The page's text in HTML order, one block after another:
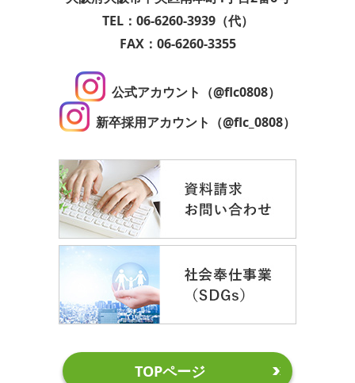
TEL：06-6260-3939（代）
FAX：06-6260-3355
公式アカウント（@flc0808）
新卒採用アカウント（@flc_0808）
TOPページ